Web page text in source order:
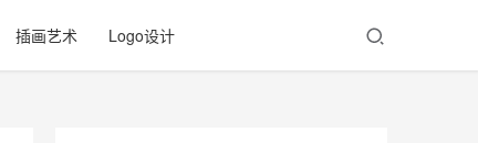
插画艺术 Logo设计